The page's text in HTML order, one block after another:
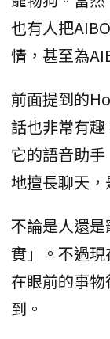
也有人把
情，甚至為
前面提到的
話也非常有
它的語音助
地擅長聊天，
不論是人還
實」。不過
在眼前的事
到。